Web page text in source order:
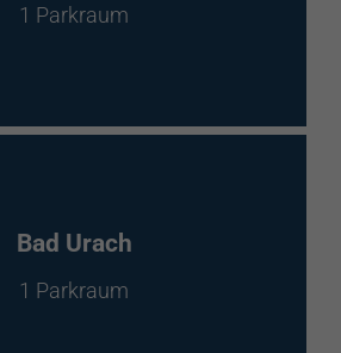
1 Parkraum
Bad Urach
1 Parkraum